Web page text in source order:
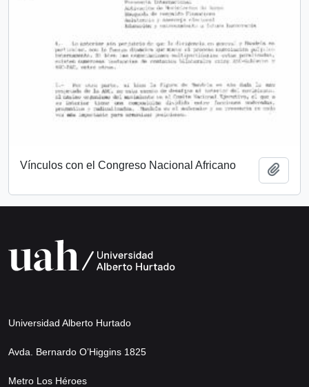
Vínculos con el Congreso Nacional Africano
Universidad Alberto Hurtado
Avda. Bernardo O’Higgins 1825
Metro Los Héroes